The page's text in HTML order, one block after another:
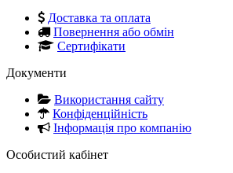
Доставка та оплата
Повернення або обмін
Сертифікати
Документи
Використання сайту
Конфіденційність
Інформація про компанію
Особистий кабінет